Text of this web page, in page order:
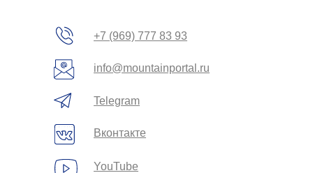
info@mountainportal.ru
+7 (969) 777 83 93
Telegram
Вконтакте
YouTube